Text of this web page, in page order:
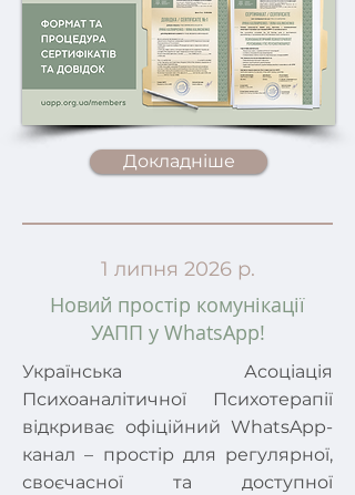
Докладніше
1 липня 2026 р.
Новий простір комунікації
УАПП у WhatsApp!
Українська Асоціація
Психоаналітичної Психотерапії
відкриває офіційний WhatsApp-
канал – простір для регулярної,
своєчасної та доступної